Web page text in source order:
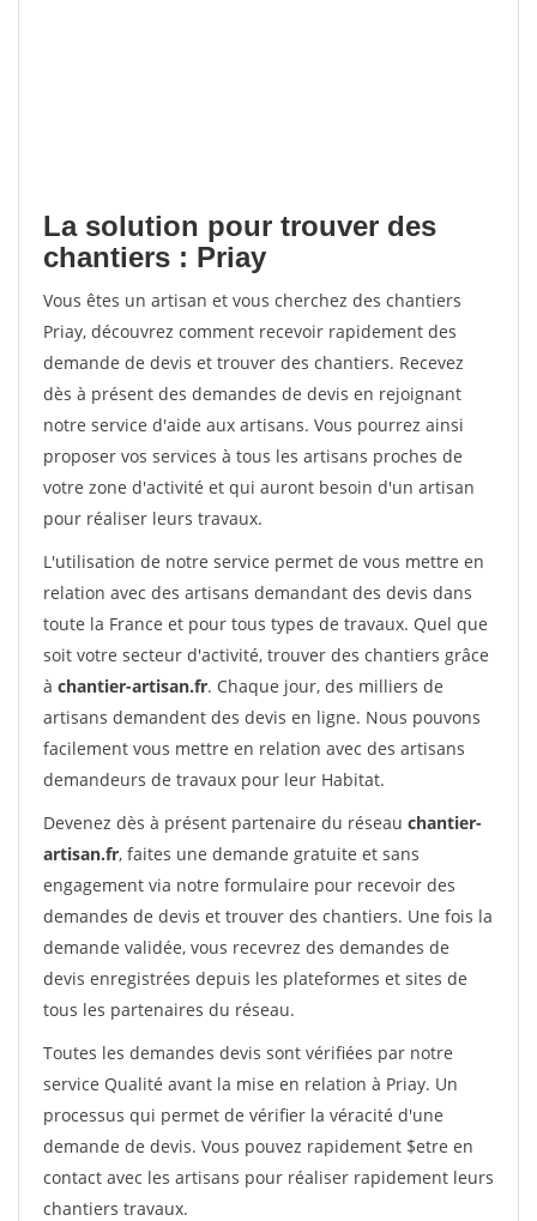
La solution pour trouver des
chantiers : Priay
Vous êtes un artisan et vous cherchez des chantiers
Priay, découvrez comment recevoir rapidement des
demande de devis et trouver des chantiers. Recevez
dès à présent des demandes de devis en rejoignant
notre service d'aide aux artisans. Vous pourrez ainsi
proposer vos services à tous les artisans proches de
votre zone d'activité et qui auront besoin d'un artisan
pour réaliser leurs travaux.
L'utilisation de notre service permet de vous mettre en
relation avec des artisans demandant des devis dans
toute la France et pour tous types de travaux. Quel que
soit votre secteur d'activité, trouver des chantiers grâce
à chantier-artisan.fr. Chaque jour, des milliers de
artisans demandent des devis en ligne. Nous pouvons
facilement vous mettre en relation avec des artisans
demandeurs de travaux pour leur Habitat.
Devenez dès à présent partenaire du réseau chantier-
artisan.fr, faites une demande gratuite et sans
engagement via notre formulaire pour recevoir des
demandes de devis et trouver des chantiers. Une fois la
demande validée, vous recevrez des demandes de
devis enregistrées depuis les plateformes et sites de
tous les partenaires du réseau.
Toutes les demandes devis sont vérifiées par notre
service Qualité avant la mise en relation à Priay. Un
processus qui permet de vérifier la véracité d'une
demande de devis. Vous pouvez rapidement $etre en
contact avec les artisans pour réaliser rapidement leurs
chantiers travaux.